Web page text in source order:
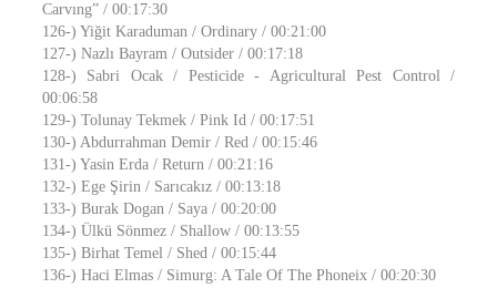
Carvıng” / 00:17:30
126-) Yiğit Karaduman / Ordinary / 00:21:00
127-) Nazlı Bayram / Outsider / 00:17:18
128-) Sabri Ocak / Pesticide - Agricultural Pest Control /
00:06:58
129-) Tolunay Tekmek / Pink Id / 00:17:51
130-) Abdurrahman Demir / Red / 00:15:46
131-) Yasin Erda / Return / 00:21:16
132-) Ege Şirin / Sarıcakız / 00:13:18
133-) Burak Dogan / Saya / 00:20:00
134-) Ülkü Sönmez / Shallow / 00:13:55
135-) Birhat Temel / Shed / 00:15:44
136-) Haci Elmas / Simurg: A Tale Of The Phoneix / 00:20:30